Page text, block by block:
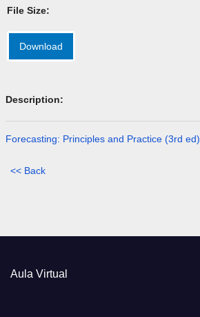
File Size:
Download
Description:
Forecasting: Principles and Practice (3rd ed)
<< Back
Aula Virtual